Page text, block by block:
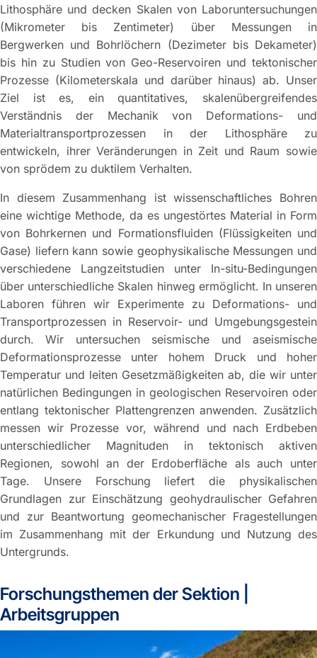
Lithosphäre und decken Skalen von Laboruntersuchungen
(Mikrometer bis Zentimeter) über Messungen in
Bergwerken und Bohrlöchern (Dezimeter bis Dekameter)
bis hin zu Studien von Geo-Reservoiren und tektonischer
Prozesse (Kilometerskala und darüber hinaus) ab. Unser
Ziel ist es, ein quantitatives, skalenübergreifendes
Verständnis der Mechanik von Deformations- und
Materialtransportprozessen in der Lithosphäre zu
entwickeln, ihrer Veränderungen in Zeit und Raum sowie
von sprödem zu duktilem Verhalten.
In diesem Zusammenhang ist wissenschaftliches Bohren
eine wichtige Methode, da es ungestörtes Material in Form
von Bohrkernen und Formationsfluiden (Flüssigkeiten und
Gase) liefern kann sowie geophysikalische Messungen und
verschiedene Langzeitstudien unter In-situ-Bedingungen
über unterschiedliche Skalen hinweg ermöglicht. In unseren
Laboren führen wir Experimente zu Deformations- und
Transportprozessen in Reservoir- und Umgebungsgestein
durch. Wir untersuchen seismische und aseismische
Deformationsprozesse unter hohem Druck und hoher
Temperatur und leiten Gesetzmäßigkeiten ab, die wir unter
natürlichen Bedingungen in geologischen Reservoiren oder
entlang tektonischer Plattengrenzen anwenden. Zusätzlich
messen wir Prozesse vor, während und nach Erdbeben
unterschiedlicher Magnituden in tektonisch aktiven
Regionen, sowohl an der Erdoberfläche als auch unter
Tage. Unsere Forschung liefert die physikalischen
Grundlagen zur Einschätzung geohydraulischer Gefahren
und zur Beantwortung geomechanischer Fragestellungen
im Zusammenhang mit der Erkundung und Nutzung des
Untergrunds.
Forschungsthemen der Sektion |
Arbeitsgruppen